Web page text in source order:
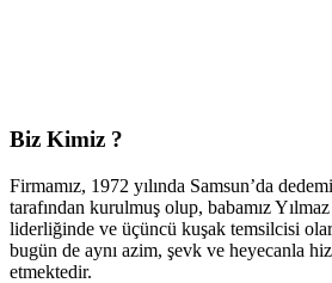
Biz Kimiz ?
Firmamız, 1972 yılında Samsun’da
tarafından kurulmuş olup, babamız
liderliğinde ve üçüncü kuşak temsilcisi
bugün de aynı azim, şevk ve heyecanla
etmektedir.